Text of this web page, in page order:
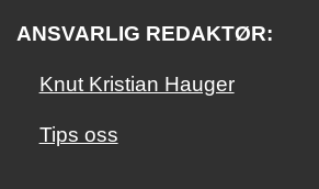
ANSVARLIG REDAKTØR:
Knut Kristian Hauger
Tips oss